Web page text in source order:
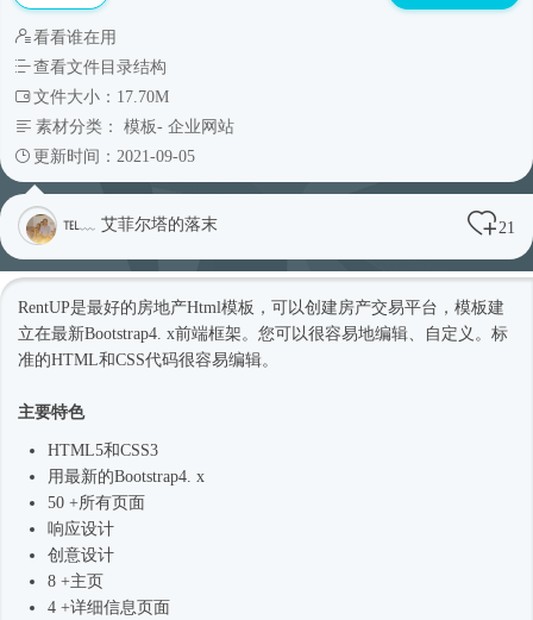
看看谁在用
查看文件目录结构
文件大小：17.70M
素材分类： 模板- 企业网站
更新时间：2021-09-05
℡﹏ 艾菲尔塔的落末 21
RentUP是最好的房地产Html模板 ，可以创建房产交易平台，模板建
立在最新Bootstrap4 . x前端框架。您可以很容易地编辑、自定义。标
准的HTML和CSS代码很容易编辑。
主要特色
HTML5和CSS3
用最新的Bootstrap4 . x
50 +所有页面
响应设计
创意设计
8 +主页
4 +详细信息页面